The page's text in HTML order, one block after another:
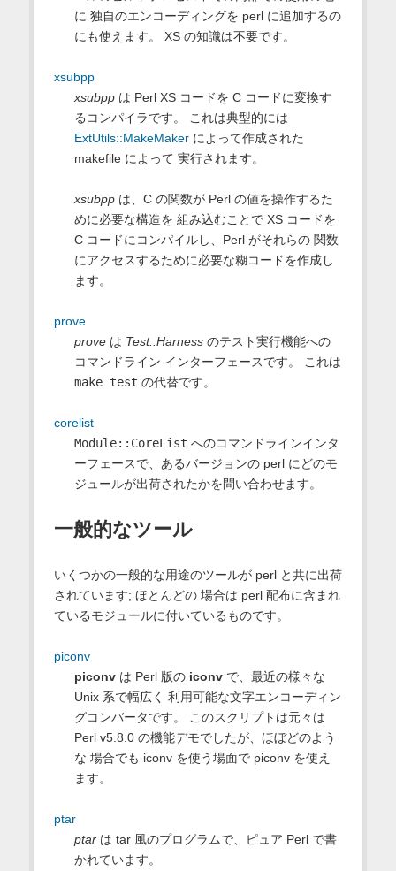
に 独自のエンコーディングを perl に追加するの
にも使えます。 XS の知識は不要です。
xsubpp
xsubppは Perl XS コードを C コードに変換す
るコンパイラです。 これは典型的には
ExtUtils::MakeMakerによって作成された
makefile によって 実行されます。
xsubppは、C の関数が Perl の値を操作するた
めに必要な構造を 組み込むことで XS コードを
C コードにコンパイルし、Perl がそれらの 関数
にアクセスするために必要な糊コードを作成し
ます。
prove
proveは Test::Harnessのテスト実行機能への
コマンドライン インターフェースです。 これは
make test の代替です。
corelist
Module::CoreList へのコマンドラインインタ
ーフェースで、あるバージョンの perl にどのモ
ジュールが出荷されたかを問い合わせます。
一般的なツール
いくつかの一般的な用途のツールが perl と共に出荷
されています; ほとんどの 場合は perl 配布に含まれ
ているモジュールに付いているものです。
piconv
piconvは Perl 版の iconvで、最近の様々な
Unix 系で幅広く 利用可能な文字エンコーディン
グコンバータです。 このスクリプトは元々は
Perl v5.8.0 の機能デモでしたが、ほぼどのよう
な 場合でも iconv を使う場面で piconv を使え
ます。
ptar
ptarは tar 風のプログラムで、ピュア Perl で書
かれています。